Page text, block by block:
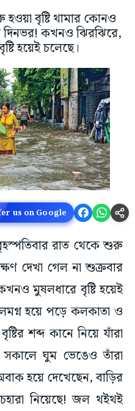
বৃষ্টি থামার কোনও
দিনভর! কখনও ঝিরঝিরে,
হয়েই চলেছে।
us on Google
রাত থেকে শুরু
দেখা গেল না শুক্রবার
মুষলধারে বৃষ্টি হয়েই
হয়ে পড়ে কলকাতা ও
শব্দ কানে নিয়ে যাঁরা
সকালে ঘুম ভেঙেও তাঁরা
হয়ে দেখেছেন, বাড়ির
নিয়েছে! জল থইথই